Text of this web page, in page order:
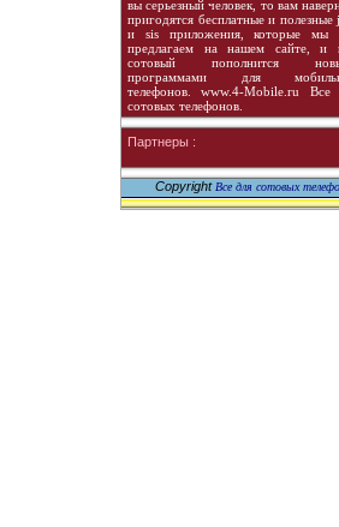
вы серьезный человек, то вам
пригодятся бесплатные и полезные
и sis приложения, которые мы
предлагаем на нашем сайте, и
сотовый пополнится
программами для
телефонов. www.4-Mobile.ru Все
сотовых телефонов.
Партнеры :
Copyright Все для сотовых